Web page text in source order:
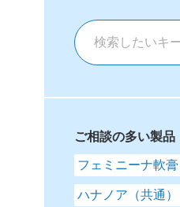
ご相談の多い製品
フェミニーナ軟
ハナノア（共通）